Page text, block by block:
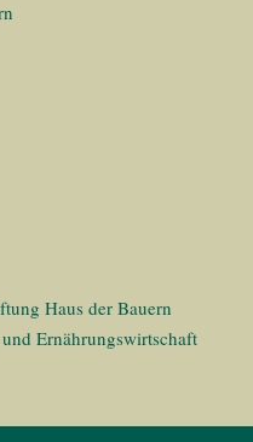
Haus der Bauern
Ernährungswirtschaft